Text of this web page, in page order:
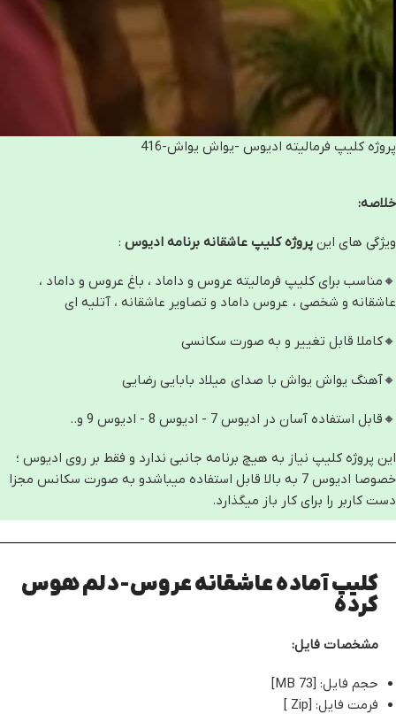
پروژه کلیپ فرمالیته ادیوس -یواش یواش-416
خلاصه:
ویژگی های این پروژه کلیپ عاشقانه برنامه ادیوس :
🔸مناسب برای کلیپ فرمالیته عروس و داماد ، باغ عروس و داماد ،
عاشقانه و شخصی ، عروس داماد و تصاویر عاشقانه ، آتلیه ای
🔸کاملا قابل تغییر و به صورت سکانسی
🔸آهنگ یواش یواش با صدای میلاد بابایی رضایی
🔸قابل استفاده آسان در ادیوس 7 - ادیوس 8 - ادیوس 9 و..
این پروژه کلیپ نیاز به هیچ برنامه جانبی ندارد و فقط بر روی ادیوس ؛
خصوصا ادیوس 7 به بالا قابل استفاده میباشدو به صورت سکانس مجزا
دست کاربر را برای کار باز میگذارد.
کلیپ آماده عاشقانه عروس-دلم هوس
کرده
مشخصات فایل:
حجم فایل: [73 MB]
فرمت فایل: [Zip ]